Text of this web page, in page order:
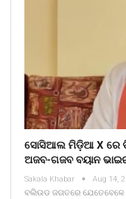
ସୋସିଆଲ ମିଡ଼ିଆ X ରେ
ଅଜବ-ଗଜବ ବୟାନ
Sakala Khabar Aug 14,
ବଲିଉଡ ଜଗତରେ ଯେତେବେଳେ